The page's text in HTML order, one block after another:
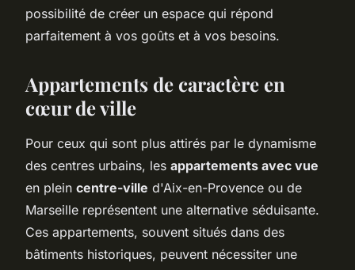
possibilité de créer un espace qui répond
parfaitement à vos goûts et à vos besoins.
Appartements de caractère en
cœur de ville
Pour ceux qui sont plus attirés par le dynamisme
des centres urbains, les appartements avec vue
en plein centre-ville d'Aix-en-Provence ou de
Marseille représentent une alternative séduisante.
Ces appartements, souvent situés dans des
bâtiments historiques, peuvent nécessiter une